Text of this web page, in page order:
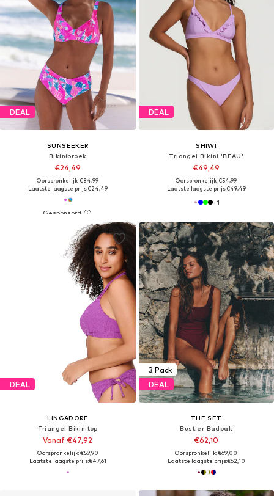
DEAL
SUNSEEKER
Bikinibroek
€24,49
Oorspronkelijk: €34,99
Laatste laagste prijs:€24,49
DEAL
SHIWI
Triangel Bikini 'BEAU'
€49,49
Oorspronkelijk: €54,99
Laatste laagste prijs:€49,49
+1
DEAL
LINGADORE
Triangel Bikinitop
Vanaf €47,92
Oorspronkelijk: €59,90
Laatste laagste prijs:€47,61
3 Pack
DEAL
THE SET
Bustier Badpak
€62,10
Oorspronkelijk: €69,00
Laatste laagste prijs:€62,10